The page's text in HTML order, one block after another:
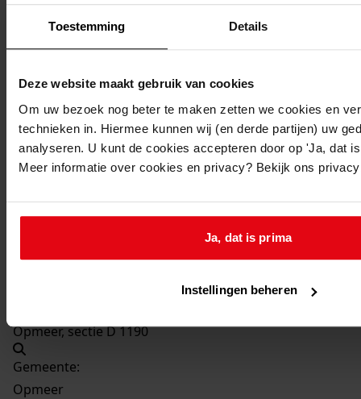
Toestemming Details
Deze website maakt gebruik van cookies
Om uw bezoek nog beter te maken zetten we cookies en
technieken in. Hiermee kunnen wij (en derde partijen) uw
analyseren. U kunt de cookies accepteren door op 'Ja, dat
Meer informatie over cookies en privacy? Bekijk ons
Ja, dat is prima
Instellingen beheren
Beschrijving:
Datum vergunning:
23-11-1999
Adres:
Hoogwoud, Groene Wuiver 2
Oud adres:
Opmeer, sectie D 1190
Gemeente:
Opmeer